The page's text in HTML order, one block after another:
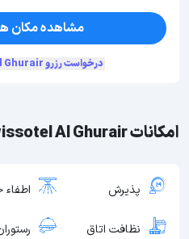
امکانات Hotel Swissotel Al Ghurair
پذیرش
نظافت اتاق
مشاهده مکان
درخواست رزرو Hotel Swissotel Al Ghurair